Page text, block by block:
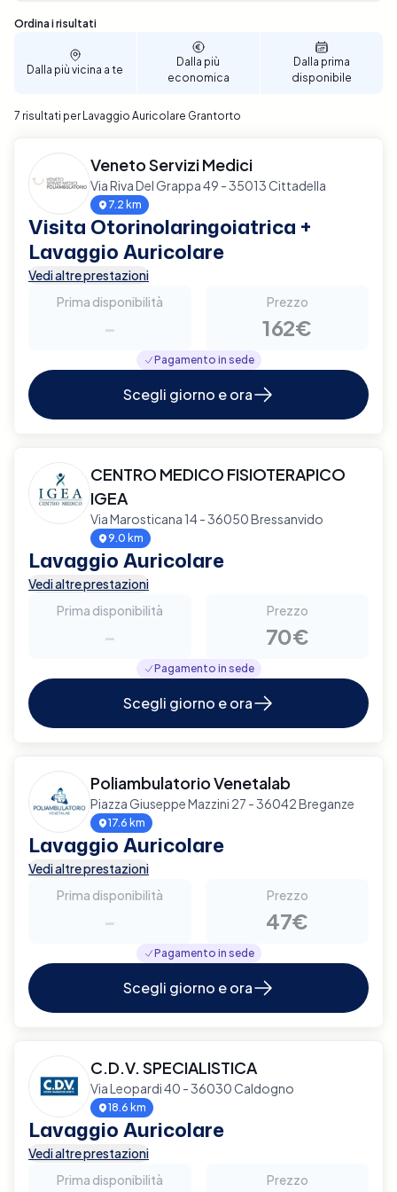
Sono stati trovati 7 risultati
Ordina i risultati
Dalla più vicina a te
Dalla più
economica
Dalla prima
disponibile
7 risultati per Lavaggio Auricolare Grantorto
Veneto Servizi Medici
Via Riva Del Grappa 49 - 35013 Cittadella
7.2 km
Visita Otorinolaringoiatrica +
Lavaggio Auricolare
Vedi altre prestazioni
Prima disponibilità
-
Prezzo
162€
Pagamento in sede
Scegli giorno e ora
CENTRO MEDICO FISIOTERAPICO
IGEA
Via Marosticana 14 - 36050 Bressanvido
9.0 km
Lavaggio Auricolare
Vedi altre prestazioni
Prima disponibilità
-
Prezzo
70€
Pagamento in sede
Scegli giorno e ora
Poliambulatorio Venetalab
Piazza Giuseppe Mazzini 27 - 36042 Breganze
17.6 km
Lavaggio Auricolare
Vedi altre prestazioni
Prima disponibilità
-
Prezzo
47€
Pagamento in sede
Scegli giorno e ora
C.D.V. SPECIALISTICA
Via Leopardi 40 - 36030 Caldogno
18.6 km
Lavaggio Auricolare
Vedi altre prestazioni
Prima disponibilità
Prezzo